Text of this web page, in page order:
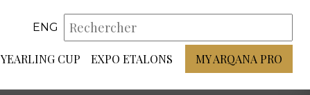
ENG
YEARLING CUP EXPO ETALONS MY ARQANA PRO